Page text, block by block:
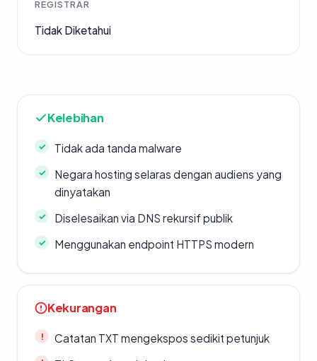
REGISTRAR
Tidak Diketahui
Kelebihan
Tidak ada tanda malware
Negara hosting selaras dengan audiens yang
dinyatakan
Diselesaikan via DNS rekursif publik
Menggunakan endpoint HTTPS modern
Kekurangan
Catatan TXT mengekspos sedikit petunjuk